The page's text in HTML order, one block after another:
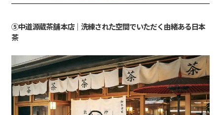
⑤中道源蔵茶舗 本店｜洗練された空間でいただく由緒ある日本
茶